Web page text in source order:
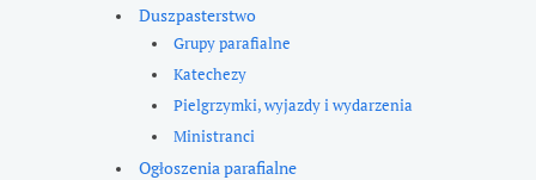
Duszpasterstwo
Grupy parafialne
Katechezy
Pielgrzymki, wyjazdy i wydarzenia
Ministranci
Ogłoszenia parafialne